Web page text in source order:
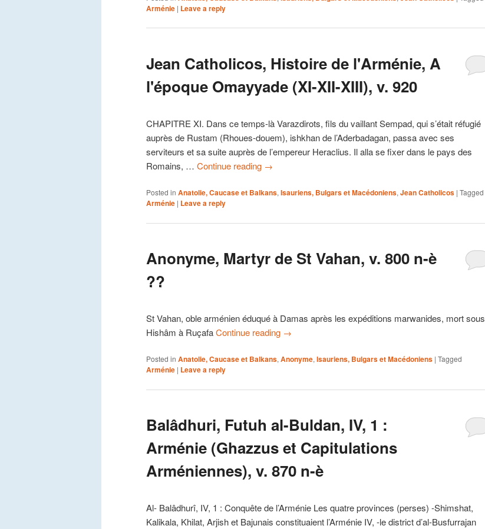
Arménie | Leave a reply
Jean Catholicos, Histoire de l'Arménie, A
l'époque Omayyade (XI-XII-XIII), v. 920
CHAPITRE XI. Dans ce temps-là Varazdirots, fils du vaillant Sempad, qui s’était réfugié
auprès de Rustam (Rhoues-douem), ishkhan de l’Aderbadagan, passa avec ses
serviteurs et sa suite auprès de l’empereur Heraclius. Il alla se fixer dans le pays des
Romains, … Continue reading →
Posted in Anatolie, Caucase et Balkans, Isauriens, Bulgars et Macédoniens, Jean Catholicos | Tagged
Arménie | Leave a reply
Anonyme, Martyr de St Vahan, v. 800 n-è
??
St Vahan, oble arménien éduqué à Damas après les expéditions marwanides, mort sous
Hishâm à RuçafaContinue reading →
Posted in Anatolie, Caucase et Balkans,Anonyme,Isauriens, Bulgars et Macédoniens | Tagged
Arménie | Leave a reply
Balâdhuri, Futuh al-Buldan, IV, 1 :
Arménie (Ghazzus et Capitulations
Arméniennes), v. 870 n-è
Al- Balâdhurî, IV, 1 : Conquête de l’Arménie Les quatre provinces (perses) -Shimshat,
Kalikala, Khilat, Arjish et Bajunais constituaient l’Arménie IV, -le district d’al-Busfurrajan